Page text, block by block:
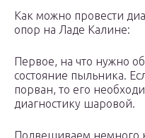
Как можно провести
опор на Ладе Калине:
Первое, на что нужно
состояние пыльника.
порван, то его
диагностику шаровой.
Подвешиваем немного